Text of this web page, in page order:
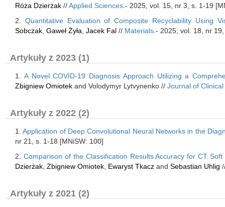
Róża Dzierżak //Applied Sciences .- 2025, vol. 15, nr 3, s. 1-19
2. Quantitative Evaluation of Composite Recyclability Using
Sobczak Gaweł Żyła Jacek Fal // Materials .- 2025, vol. 18, nr
Artykuły z 2023 (1)
1. A Novel COVID-19 Diagnosis Approach Utilizing a
Zbigniew Omiotek and Volodymyr Lytvynenko // Journal of
Artykuły z 2022 (2)
1.Application of Deep Convolutional Neural Networks in the
nr 21, s. 1-18 [MNiSW: 100]
2. Comparison of the Classification Results Accuracy for CT
Dzierżak Zbigniew Omiotek Ewaryst Tkacz and Sebastian Uhlig
Artykuły z 2021 (2)